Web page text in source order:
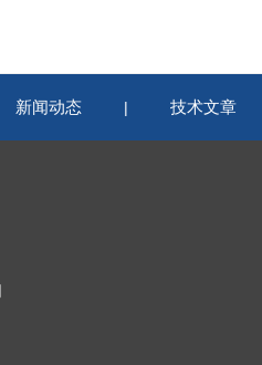
新闻动态 | 技术文章